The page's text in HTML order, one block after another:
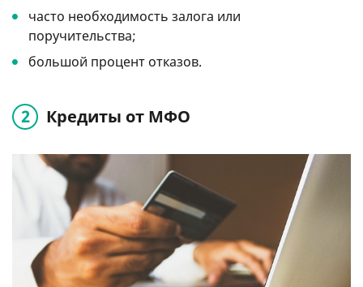
часто необходимость залога или
поручительства;
большой процент отказов.
Кредиты от МФО